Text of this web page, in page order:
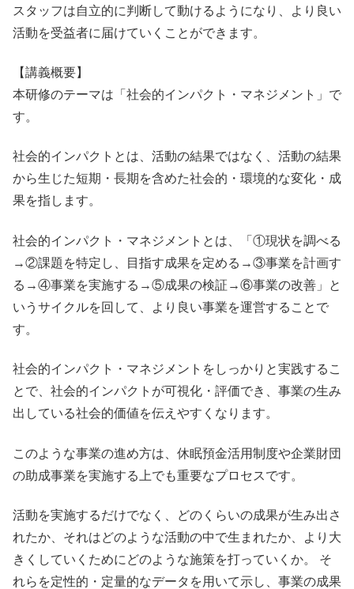
スタッフは自立的に判断して動けるようになり、より良い
活動を受益者に届けていくことができます。
【講義概要】
本研修のテーマは「社会的インパクト・マネジメント」で
す。
社会的インパクトとは、活動の結果ではなく、活動の結果
から生じた短期・長期を含めた社会的・環境的な変化・成
果を指します。
社会的インパクト・マネジメントとは、「①現状を調べる
→②課題を特定し、目指す成果を定める→③事業を計画す
る→④事業を実施する→⑤成果の検証→⑥事業の改善」と
いうサイクルを回して、より良い事業を運営することで
す。
社会的インパクト・マネジメントをしっかりと実践するこ
とで、社会的インパクトが可視化・評価でき、事業の生み
出している社会的価値を伝えやすくなります。
このような事業の進め方は、休眠預金活用制度や企業財団
の助成事業を実施する上でも重要なプロセスです。
活動を実施するだけでなく、どのくらいの成果が生み出さ
れたか、それはどのような活動の中で生まれたか、より大
きくしていくためにどのような施策を打っていくか。 そ
れらを定性的・定量的なデータを用いて示し、事業の成果